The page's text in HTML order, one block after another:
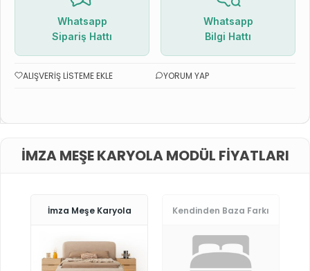
Whatsapp
Sipariş Hattı
Whatsapp
Bilgi Hattı
ALIŞVERIŞ LISTEME EKLE YORUM YAP
İMZA MEŞE KARYOLA MODÜL FIYATLARI
İmza Meşe Karyola Kendinden Baza Farkı